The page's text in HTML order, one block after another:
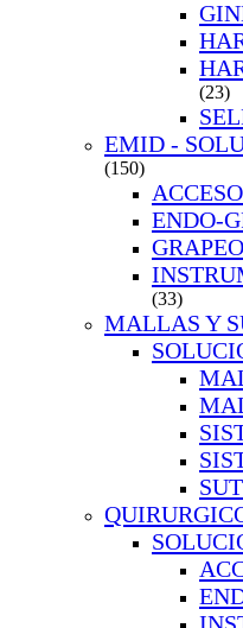
(23)
EMID -
(150)
ENDO-
(33)
MALLAS Y